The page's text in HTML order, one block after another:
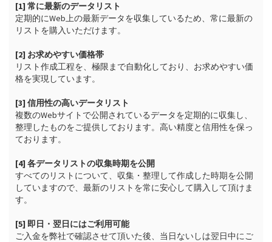
[1] 常に最新のデータリスト
定期的にWeb上の最新データを収集しているため、常に最新の
リストを購入いただけます。
[2] お求めやすい価格帯
リスト作成工程を、極限まで自動化しており、お求めやすい価
格を実現しています。
[3] 信用性の高いデータリスト
複数のWebサイトで公開されているデータを定期的に収集し、
整理したものをご提供しております。高い精度と信用性を保っ
ております。
[4] 各データリストの収集時期を公開
すべてのリストについて、収集・整理して作成した時期を公開
していますので、最新のリストを常に安心して購入して頂けま
す。
[5] 即日・翌日にはご利用可能
ご入金を弊社で確認させて頂いた後、当日ないしは翌日中にご